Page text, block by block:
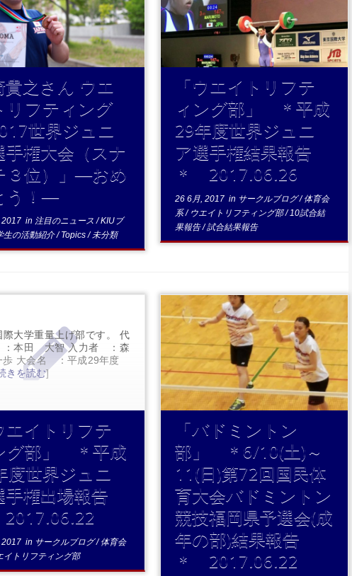
続きを読む
貴之さん ウエ
リフティング
世界ジュニ
手権大会（スナ
３位）」―おめ
う！―
2017 in 注目のニュース/KIUブ
生の活動紹介/Topics/未分類
...続きを読む
「ウエイトリフテ
ィング部」 ＊平成
29年度世界ジュニ
ア選手権結果報告
＊ 2017.06.26
26 6月, 2017 in サークルブログ/体育会
系/ ウエイトリフティング部/10試合結
果報告/試合結果報告
際大学重量上げ部です。 代
本田 大智 入力者 ：森
大会名 ：平成29年度
きを読む]
エイトリフテ
グ部」 ＊平成
度世界ジュニ
手権出場報告
2017 in サークルブログ/体育会
イトリフティング部
...続
きを読む
「バドミントン
部」 ＊6/10(土)～
11(日)第72回国民体
育大会バドミントン
競技福岡県予選会(成
年の部)結果報告
＊ 2017.06.22